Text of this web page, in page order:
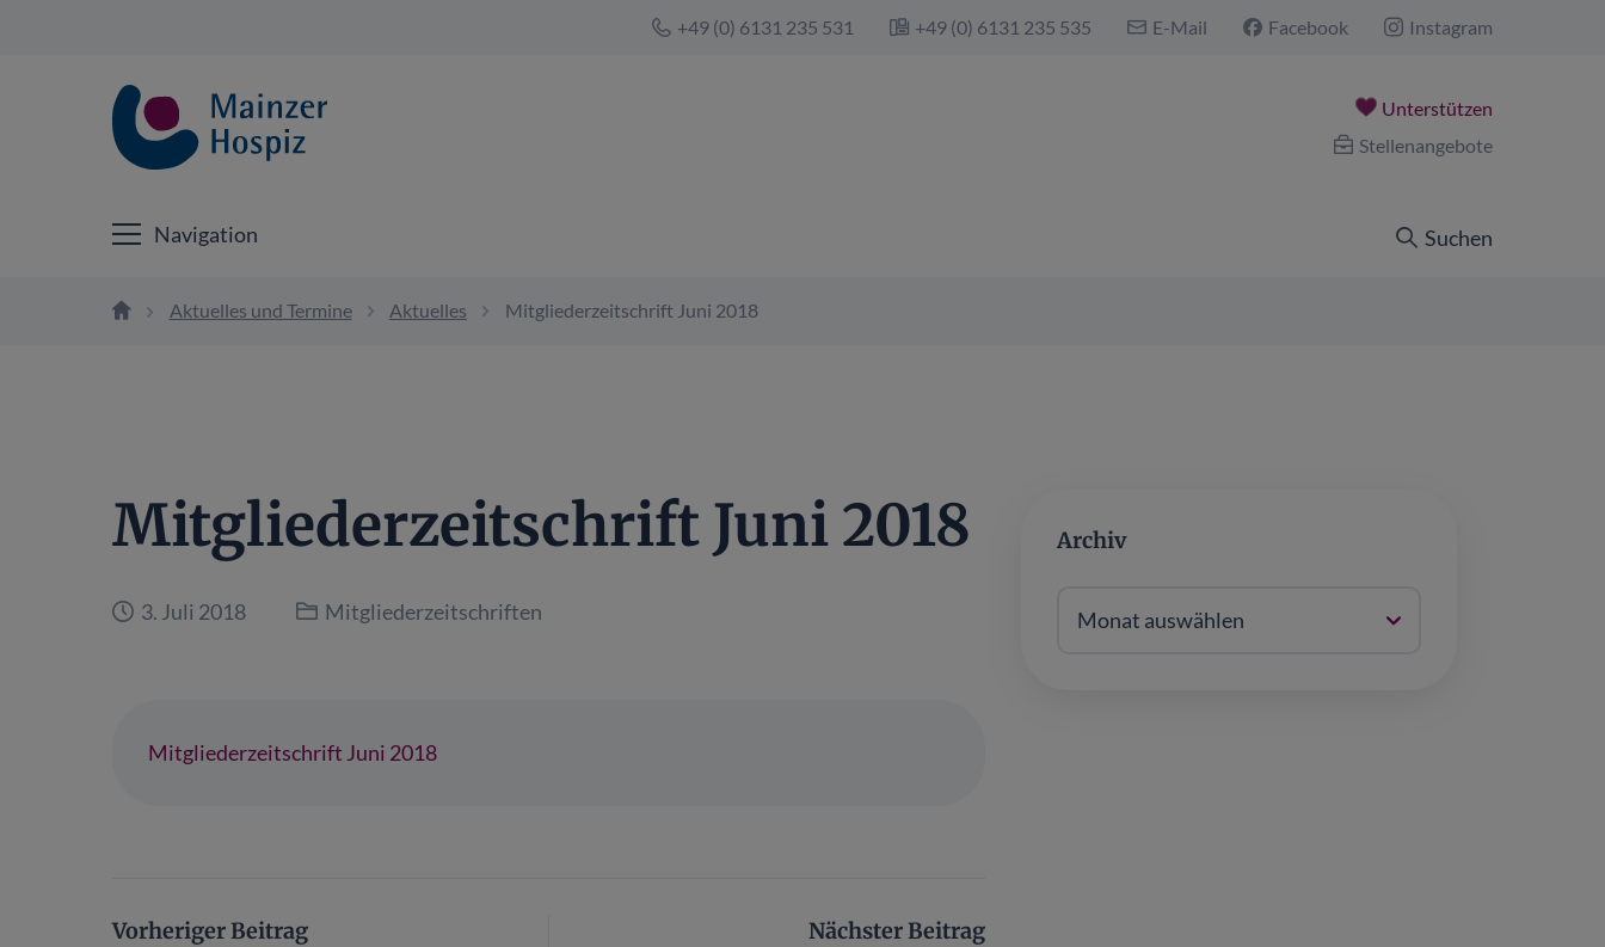
+49 (0) 6131 235 531 +49 (0) 6131 235 535 E-Mail Facebook Instagram
Unterstützen
Stellenangebote
Navigation Suchen
Aktuelles und Termine Aktuelles Mitgliederzeitschrift Juni 2018
Mitgliederzeitschrift Juni 2018
3. Juli 2018 Mitgliederzeitschriften
Mitgliederzeitschrift Juni 2018
Vorheriger Beitrag Nächster Beitrag
Archiv